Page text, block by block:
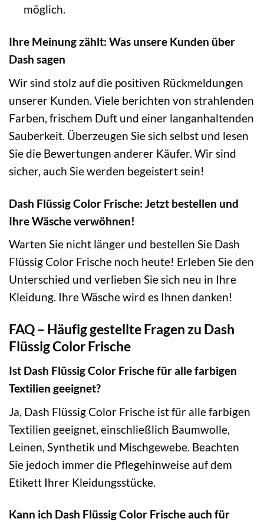
möglich.
Ihre Meinung zählt: Was unsere Kunden über
Dash sagen
Wir sind stolz auf die positiven Rückmeldungen
unserer Kunden. Viele berichten von strahlenden
Farben, frischem Duft und einer langanhaltenden
Sauberkeit. Überzeugen Sie sich selbst und lesen
Sie die Bewertungen anderer Käufer. Wir sind
sicher, auch Sie werden begeistert sein!
Dash Flüssig Color Frische: Jetzt bestellen und
Ihre Wäsche verwöhnen!
Warten Sie nicht länger und bestellen Sie Dash
Flüssig Color Frische noch heute! Erleben Sie den
Unterschied und verlieben Sie sich neu in Ihre
Kleidung. Ihre Wäsche wird es Ihnen danken!
FAQ – Häufig gestellte Fragen zu Dash
Flüssig Color Frische
Ist Dash Flüssig Color Frische für alle farbigen
Textilien geeignet?
Ja, Dash Flüssig Color Frische ist für alle farbigen
Textilien geeignet, einschließlich Baumwolle,
Leinen, Synthetik und Mischgewebe. Beachten
Sie jedoch immer die Pflegehinweise auf dem
Etikett Ihrer Kleidungsstücke.
Kann ich Dash Flüssig Color Frische auch für